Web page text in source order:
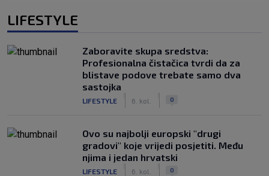
LIFESTYLE
Zaboravite skupa sredstva:
Profesionalna čistačica tvrdi da za
blistave podove trebate samo dva
sastojka
LIFESTYLE 6. kol. 0
Ovo su najbolji europski "drugi
gradovi" koje vrijedi posjetiti. Među
njima i jedan hrvatski
LIFESTYLE 6. kol. 0